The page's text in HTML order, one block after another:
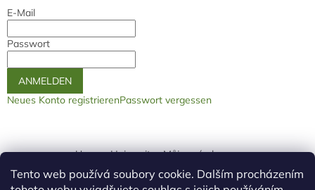
Tento web používá soubory cookie. Dalším procházením
E-Mail
Passwort
ANMELDEN
Neues Konto registrierenPasswort vergessen
Unsere Heimseite Můjprvníeshop.cz
logo ž